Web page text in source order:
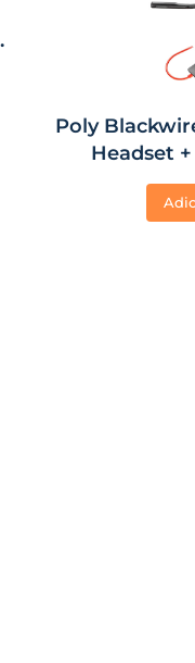
Poly
Headset